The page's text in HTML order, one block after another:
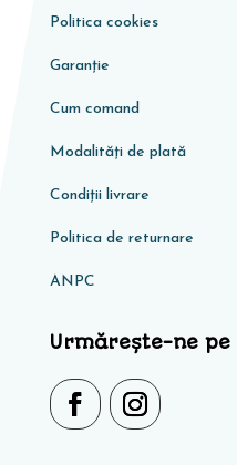
Politica cookies
Garanţie
Cum comand
Modalități de plată
Condiţii livrare
Politica de returnare
ANPC
Urmărește-ne pe